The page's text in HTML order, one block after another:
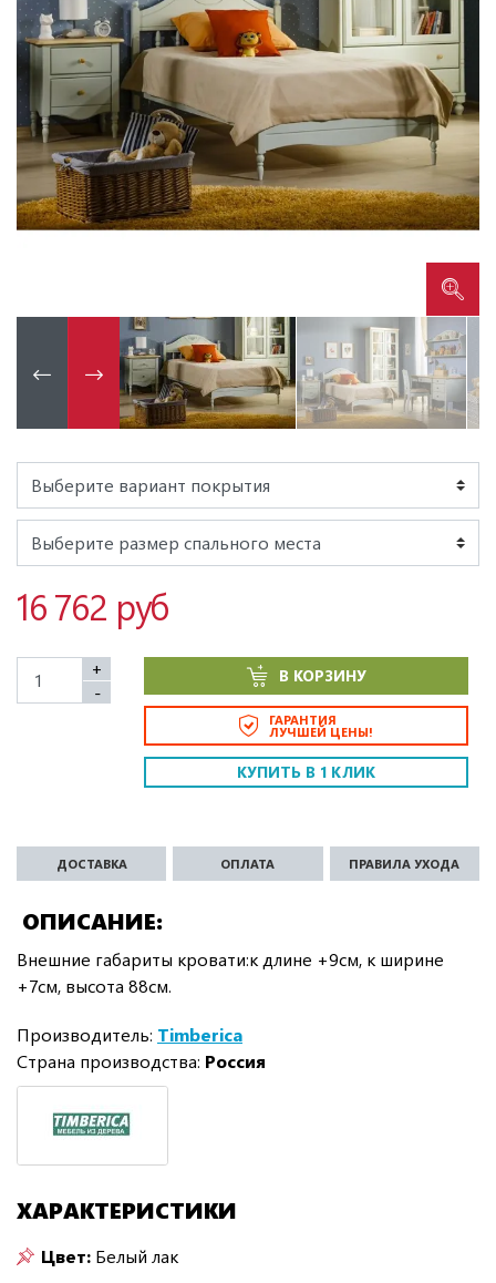
16 762 руб
+
-
В КОРЗИНУ
ГАРАНТИЯ
ЛУЧШЕЙ ЦЕНЫ!
КУПИТЬ В 1 КЛИК
ОПИСАНИЕ
ДОСТАВКА ОПЛАТА ПРАВИЛА УХОДА
Внешние габариты кровати:к длине +9см, к ширине
+7см, высота 88см.
Производитель: Timberica
Страна производства: Россия
ХАРАКТЕРИСТИКИ
Цвет: Белый лак